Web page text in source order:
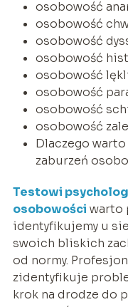
osobowość
osobowość
osobowość
osobowość
osobowość
osobowość
osobowość
osobowość
Dlaczego
zaburzeń
Testowi
osobowości warto
identyfikujemy u
swoich bliskich
od normy.
zidentyfikuje
krok na drodze do